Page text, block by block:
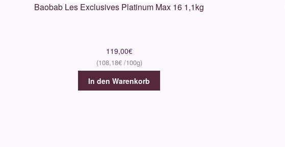
Baobab Les Exclusives Platinum Max 16 1,1kg
119,00€
108,18€
In den Warenkorb